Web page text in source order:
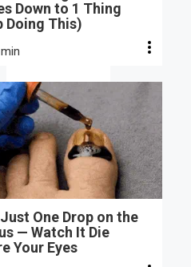
Down to 1 Thing
Doing This)
One Drop on the
— Watch It Die
Your Eyes